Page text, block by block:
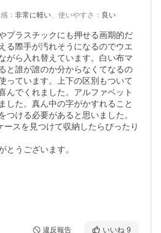
： 非常に軽い、 使いやすさ ： 良い
プラスチックにも押せる画期的だ
る際手が汚れそうになるのでウエ
がら入れ替えています。白い布マ
と誰が誰のか分からなくてなるの
っています。上下の区別もついて
んでくれました。アルファベット
した。真ん中の字がかすれること
つける必要があると思いました。
ースを見つけて収納したらぴったり
とうございます。
違反報告 いいね 9